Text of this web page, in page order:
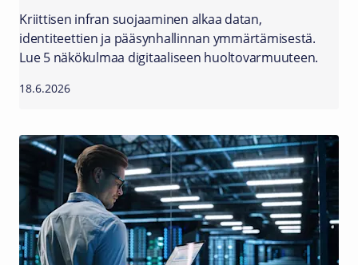
Kriittisen infran suojaaminen alkaa datan,
identiteettien ja pääsynhallinnan ymmärtämisestä.
Lue 5 näkökulmaa digitaaliseen huoltovarmuuteen.
18.6.2026